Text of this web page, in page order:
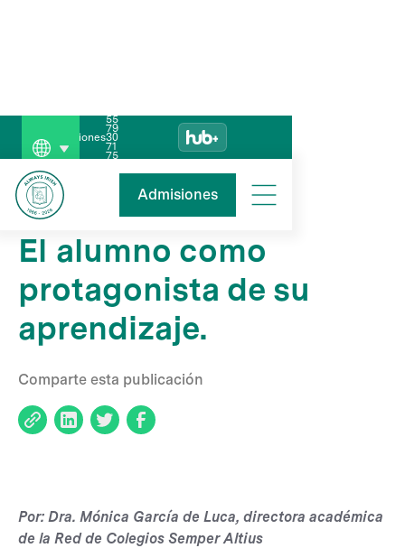
Admisiones
55
79
30
71
75
Admisiones
Blog This is some text inside of a div block.
El alumno como
protagonista de su
aprendizaje.
Comparte esta publicación
Por: Dra. Mónica García de Luca, directora académica
de la Red de Colegios Semper Altius